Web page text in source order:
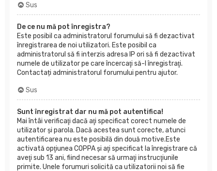
Sus
De ce nu mă pot înregistra?
Este posibil ca administratorul forumului să fi dezactivat
înregistrarea de noi utilizatori. Este posibil ca
administratorul să fi interzis adresa IP ori să fi dezactivat
numele de utilizator pe care încercaţi să-l înregistraţi.
Contactați administratorul forumului pentru ajutor.
Sus
Sunt înregistrat dar nu mă pot autentifica!
Mai întâi verificaţi dacă aţi specificat corect numele de
utilizator şi parola. Dacă acestea sunt corecte, atunci
autentificarea nu este posibilă din două motive.Este
activată opţiunea COPPA şi aţi specificat la înregistrare că
aveţi sub 13 ani, fiind necesar să urmaţi instrucţiunile
primite. Unele forumuri solicită ca utilizatorii noi să fie